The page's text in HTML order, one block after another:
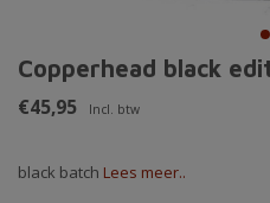
Copperhead black
€45,95 Incl. btw
black batch Lees meer..